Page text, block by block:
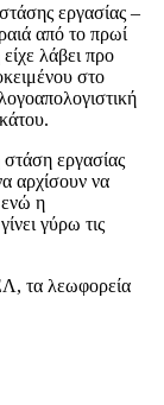
εργασίας –
από το πρωί
λάβει προ
στο
στάση εργασίας
αρχίσουν να
ενώ η
γύρω τις
τα λεωφορεία